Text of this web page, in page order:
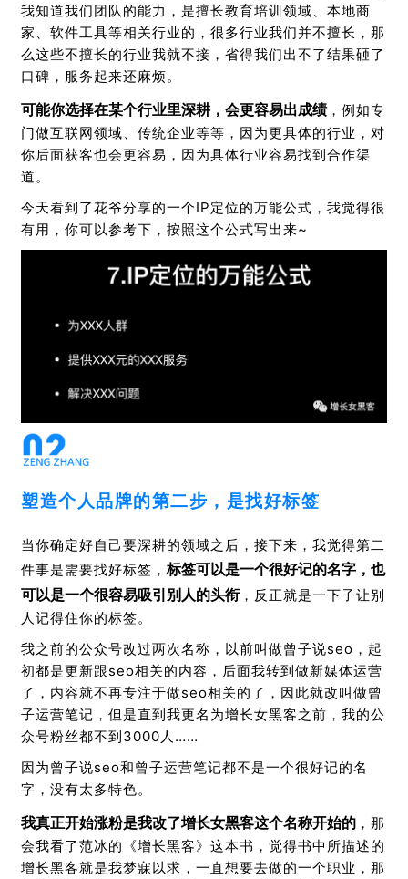
我知道我们团队的能力，是擅长教育培训领域、本地商
家、软件工具等相关行业的，很多行业我们并不擅长，那
么这些不擅长的行业我就不接，省得我们出不了结果砸了
口碑，服务起来还麻烦。
可能你选择在某个行业里深耕，会更容易出成绩，例如专
门做互联网领域、传统企业等等，因为更具体的行业，对
你后面获客也会更容易，因为具体行业容易找到合作渠
道。
今天看到了花爷分享的一个IP定位的万能公式，我觉得很
有用，你可以参考下，按照这个公式写出来~
塑造个人品牌的第二步，是找好标签
当你确定好自己要深耕的领域之后，接下来，我觉得第二
件事是需要找好标签， 标签可以是一个很好记的名字，也
可以是一个很容易吸引别人的头衔，反正就是一下子让别
人记得住你的标签。
我之前的公众号改过两次名称，以前叫做曾子说seo，起
初都是更新跟seo相关的内容，后面我转到做新媒体运营
了，内容就不再专注于做seo相关的了，因此就改叫做曾
子运营笔记，但是直到我更名为增长女黑客之前，我的公
众号粉丝都不到3000人……
因为曾子说seo和曾子运营笔记都不是一个很好记的名
字，没有太多特色。
我真正开始涨粉是我改了增长女黑客这个名称开始的 ，那
会我看了范冰的《增长黑客》这本书，觉得书中所描述的
增长黑客就是我梦寐以求，一直想要去做的一个职业，那